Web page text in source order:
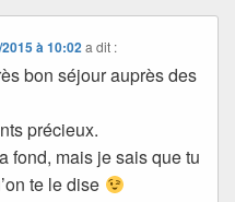
à 10:02 a dit :
bon séjour auprès des
précieux.
fond, mais je sais que tu
te le dise